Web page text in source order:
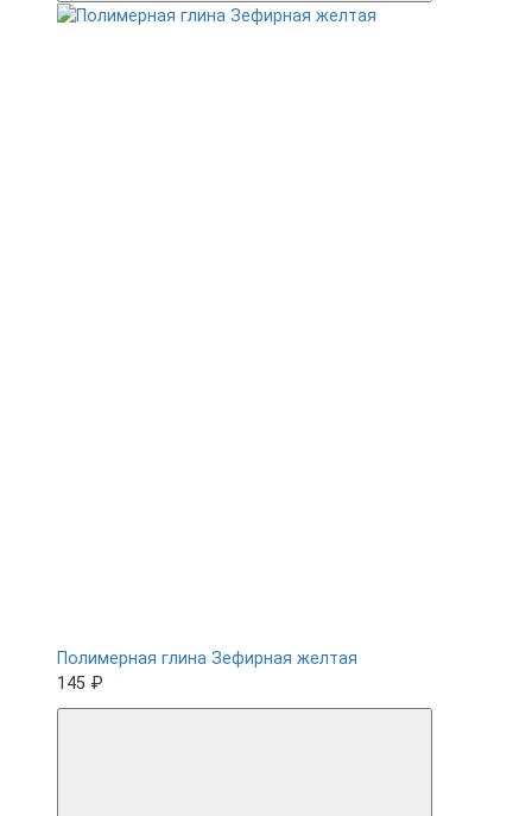
Полимерная глина Зефирная желтая
145 ₽